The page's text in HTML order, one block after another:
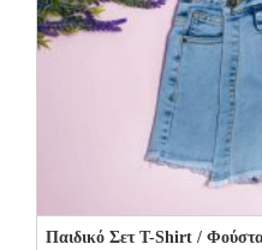
Παιδικό Σετ Τ-Shirt /